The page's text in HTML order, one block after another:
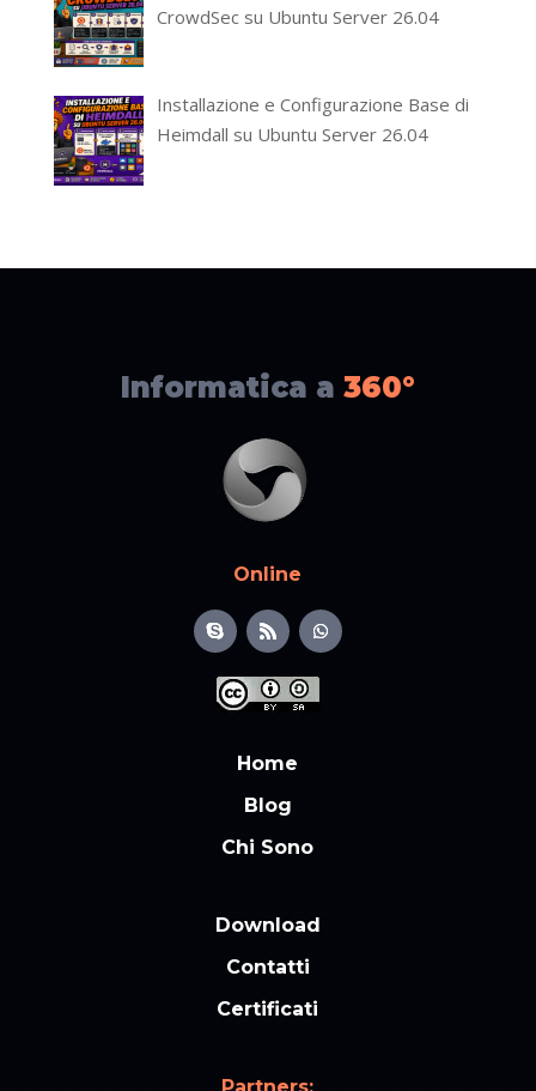
CrowdSec su Ubuntu Server 26.04
Installazione e Configurazione Base di
Heimdall su Ubuntu Server 26.04
Informatica a 360°
Online
Home
Blog
Chi Sono
Download
Contatti
Certificati